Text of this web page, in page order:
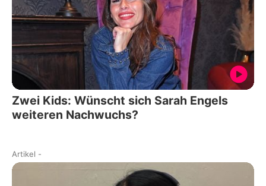
Zwei Kids: Wünscht sich Sarah Engels
weiteren Nachwuchs?
Artikel -